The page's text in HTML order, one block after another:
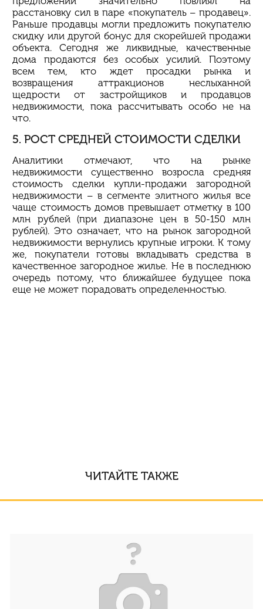
расстановку сил в паре «покупатель – продавец».
Раньше продавцы могли предложить покупателю
скидку или другой бонус для скорейшей продажи
объекта. Сегодня же ликвидные, качественные
дома продаются без особых усилий. Поэтому
всем тем, кто ждет просадки рынка и
возвращения аттракционов неслыханной
щедрости от застройщиков и продавцов
недвижимости, пока рассчитывать особо не на
что.
5. РОСТ СРЕДНЕЙ СТОИМОСТИ СДЕЛКИ
Аналитики отмечают, что на рынке
недвижимости существенно возросла средняя
стоимость сделки купли-продажи загородной
недвижимости – в сегменте элитного жилья все
чаще стоимость домов превышает отметку в 100
млн рублей (при диапазоне цен в 50-150 млн
рублей). Это означает, что на рынок загородной
недвижимости вернулись крупные игроки. К тому
же, покупатели готовы вкладывать средства в
качественное загородное жилье. Не в последнюю
очередь потому, что ближайшее будущее пока
еще не может порадовать определенностью.
ЧИТАЙТЕ ТАКЖЕ